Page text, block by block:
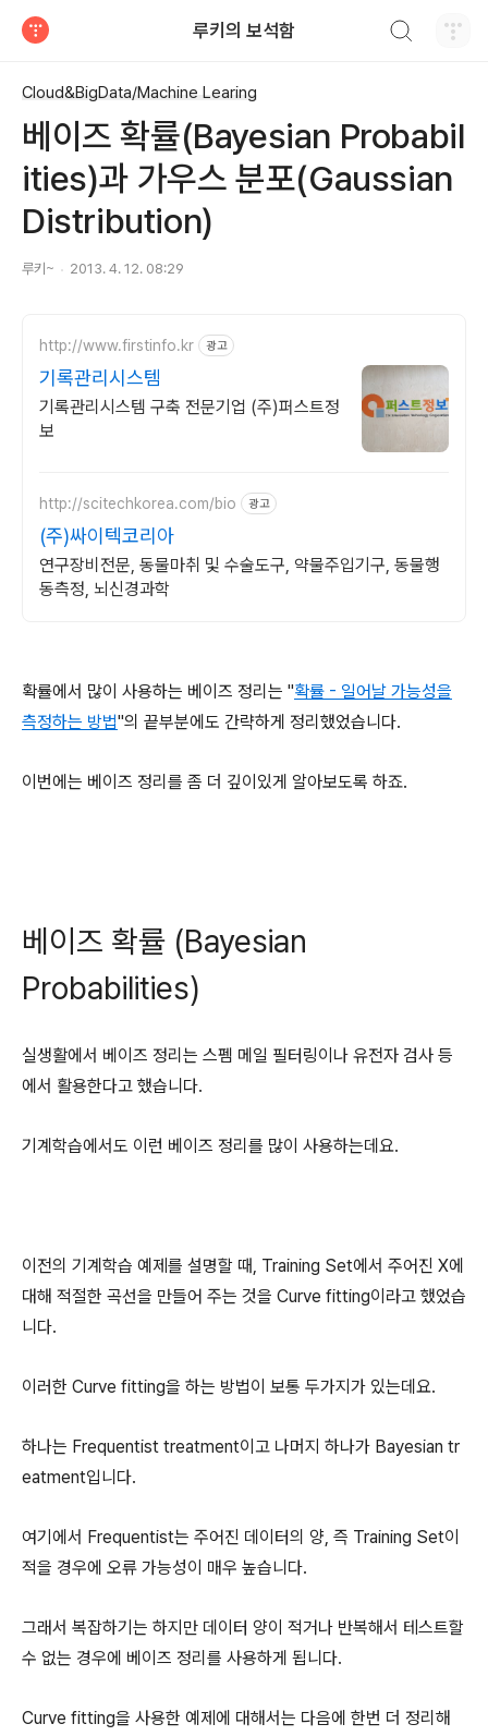
루키의 보석함
Cloud&BigData/Machine Learing
베이즈 확률(Bayesian Probabil
ities)과 가우스 분포(Gaussian
Distribution)
루키~ 2013. 4. 12. 08:29
http://www.firstinfo.kr 광고
기록관리시스템
기록관리시스템 구축 전문기업 (주)퍼스트정
보
http://scitechkorea.com/bio 광고
(주)싸이텍코리아
연구장비전문, 동물마취 및 수술도구, 약물주입기구, 동물행
동측정, 뇌신경과학
확률에서 많이 사용하는 베이즈 정리는 "확률 - 일어날 가능성을
측정하는 방법"의 끝부분에도 간략하게 정리했었습니다.
이번에는 베이즈 정리를 좀 더 깊이있게 알아보도록 하죠.
베이즈 확률 (Bayesian
Probabilities)
실생활에서 베이즈 정리는 스펨 메일 필터링이나 유전자 검사 등
에서 활용한다고 했습니다.
기계학습에서도 이런 베이즈 정리를 많이 사용하는데요.
이전의 기계학습 예제를 설명할 때, Training Set에서 주어진 X에
대해 적절한 곡선을 만들어 주는 것을 Curve fitting이라고 했었습
니다.
이러한 Curve fitting을 하는 방법이 보통 두가지가 있는데요.
하나는 Frequentist treatment이고 나머지 하나가 Bayesian tr
eatment입니다.
여기에서 Frequentist는 주어진 데이터의 양, 즉 Training Set이
적을 경우에 오류 가능성이 매우 높습니다.
그래서 복잡하기는 하지만 데이터 양이 적거나 반복해서 테스트할
수 없는 경우에 베이즈 정리를 사용하게 됩니다.
Curve fitting을 사용한 예제에 대해서는 다음에 한번 더 정리해